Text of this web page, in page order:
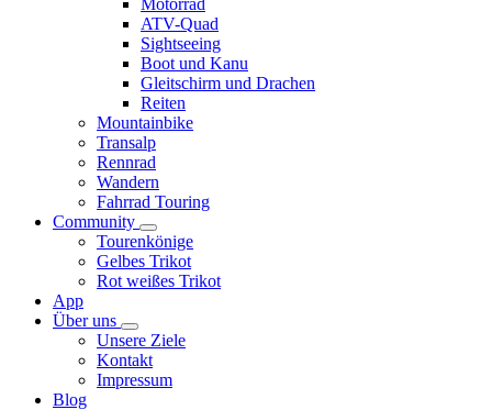
ATV-Quad
Sightseeing
Boot und Kanu
Gleitschirm und Drachen
Reiten
Mountainbike
Transalp
Rennrad
Wandern
Fahrrad Touring
Community
Tourenkönige
Gelbes Trikot
Rot weißes Trikot
App
Über uns
Unsere Ziele
Kontakt
Impressum
Blog